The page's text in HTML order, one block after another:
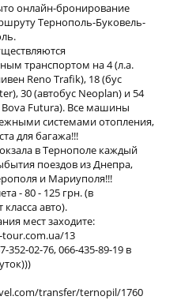
онлайн-бронирование
Тернополь-Буковель-
транспортом на 4 (л.а.
Reno Trafik), 18 (бус
30 (автобус Neoplan) и 54
Bova Futura). Все машины
системами отопления,
для багажа!!!
в Тернополе каждый
поездов из Днепра,
и Мариуполя!!!
- 80 - 125 грн. (в
авто).
мест заходите:
13
352-02-76, 066-435-89-19 в
transfer/ternopil/1760